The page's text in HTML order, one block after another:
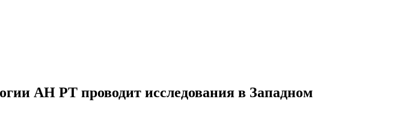
АН РТ проводит исследования в Западном